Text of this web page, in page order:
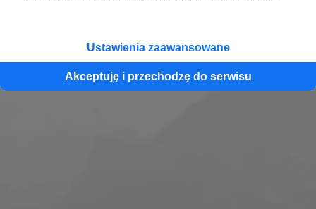
Ustawienia zaawansowane
Akceptuję i przechodzę do serwisu